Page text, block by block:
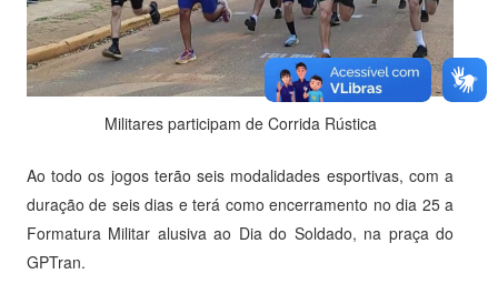
Militares participam de Corrida Rústica
Ao todo os jogos terão seis modalidades esportivas, com a
duração de seis dias e terá como encerramento no dia 25 a
Formatura Militar alusiva ao Dia do Soldado, na praça do
GPTran.